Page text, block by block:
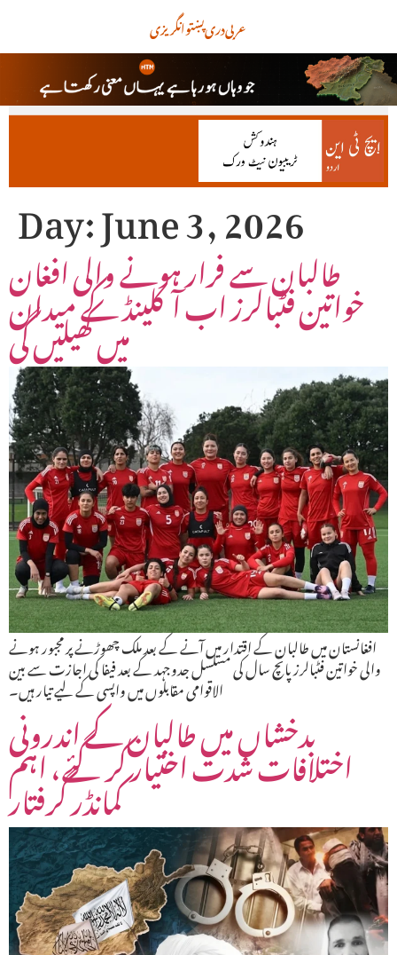
انگریزیپښتودریعربی
Day:June 3, 2026
طالبان سے فرار ہونے والی افغان
خواتین فٹبالرز اب آکلینڈ کے میدان
میں کھیلیں گی
افغانستان میں طالبان کے اقتدار میں آنے کے بعد ملک چھوڑنے پر مجبور ہونے
والی خواتین فٹبالرز پانچ سال کی مسلسل جدوجہد کے بعد فیفا کی اجازت سے بین
الاقوامی مقابلوں میں واپسی کے لیے تیار ہیں۔
بدخشاں میں طالبان کے اندرونی
اختلافات شدت اختیار کر گئے، اہم
کمانڈر گرفتار